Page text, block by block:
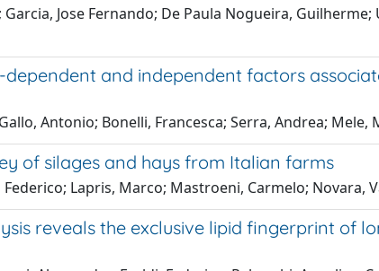
Jose Fernando; De Paula Nogueira, Guilherme;
and independent factors
Antonio; Bonelli, Francesca; Serra, Andrea; Mele,
of silages and hays from Italian farms
Lapris, Marco; Mastroeni, Carmelo; Novara,
reveals the exclusive lipid fingerprint of